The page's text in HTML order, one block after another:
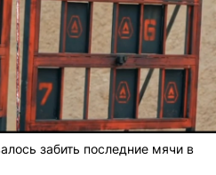
забить последние мячи в